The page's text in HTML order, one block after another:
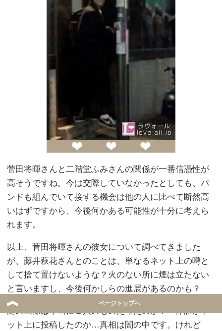
菅田将暉さんと二階堂ふみさんの関係が一番信憑性が
高そうですね。今は交際していなかったとしても、バ
ンドも組んでいて接する機会は他の人に比べて断然高
いはずですから、今後何かある可能性が十分に考えら
れます。
以上、菅田将暉さんの彼女について調べてきました
が、藤井萩花さんとのことは、単なるネット上の噂と
して捨て置けないような？火のない所に煙は立たない
と言いますし、今後何かしらの進展があるのかも？
謎の画像は本当に２人のものだったのか？一体誰がネ
ット上に投稿したのか…真相は闇の中です。けれど
ページトップへ